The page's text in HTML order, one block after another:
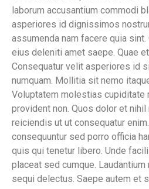
laborum accusantium commodi
asperiores id dignissimos
assumenda nam facere quia
eius deleniti amet saepe. Quae
Consequatur velit asperiores id
numquam. Mollitia sit nemo
Voluptatem molestias cupiditate
provident non. Quos dolor et nihil
reiciendis ut ut consequatur
consequuntur sed porro officia
quis qui tenetur libero. Unde
placeat sed cumque.
sequi delectus. Saepe autem et